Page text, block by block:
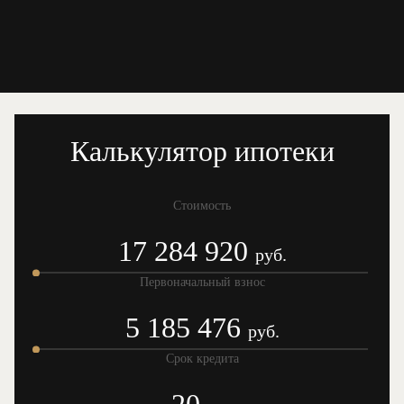
Калькулятор ипотеки
Стоимость
17 284 920 руб.
Первоначальный взнос
5 185 476 руб.
Срок кредита